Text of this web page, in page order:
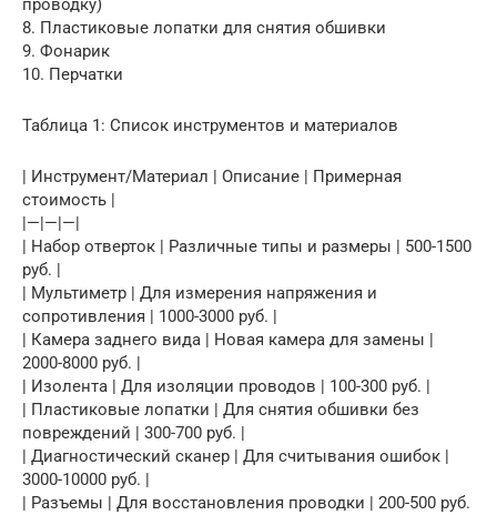
проводку)
8. Пластиковые лопатки для снятия обшивки
9. Фонарик
10. Перчатки
Таблица 1: Список инструментов и материалов
| Инструмент/Материал | Описание | Примерная
стоимость |
|—|—|—|
| Набор отверток | Различные типы и размеры | 500-1500
руб. |
| Мультиметр | Для измерения напряжения и
сопротивления | 1000-3000 руб. |
| Камера заднего вида | Новая камера для замены |
2000-8000 руб. |
| Изолента | Для изоляции проводов | 100-300 руб. |
| Пластиковые лопатки | Для снятия обшивки без
повреждений | 300-700 руб. |
| Диагностический сканер | Для считывания ошибок |
3000-10000 руб. |
| Разъемы | Для восстановления проводки | 200-500 руб.